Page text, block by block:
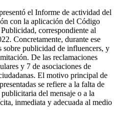
el Informe de actividad del
con la aplicación del Código
correspondiente al
Concretamente, durante ese
sobre publicidad de influencers, y
De las reclamaciones
y 7 de asociaciones de
El motivo principal de
se refiere a la falta de
del mensaje o a la
inmediata y adecuada al medio